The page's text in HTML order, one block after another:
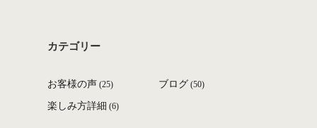
カテゴリー
お客様の声 (25) ブログ (50)
楽しみ方詳細 (6)